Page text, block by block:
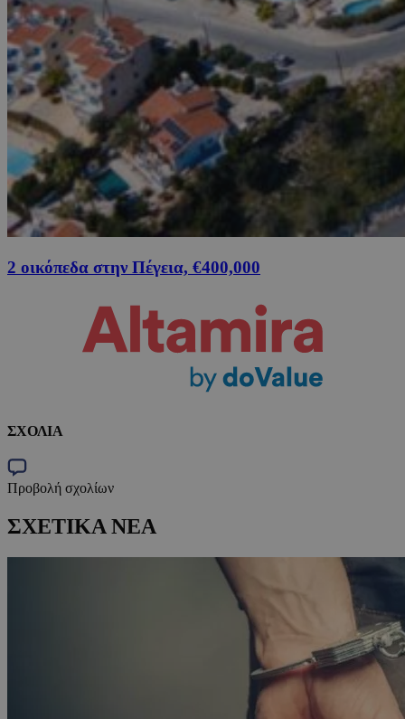
2 οικόπεδα στην Πέγεια, €400,000
ΣΧΟΛΙΑ
Προβολή σχολίων
ΣΧΕΤΙΚΑ ΝΕΑ